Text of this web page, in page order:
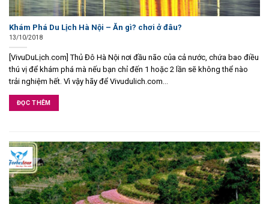
Khám Phá Du Lịch Hà Nội – Ăn gì? chơi ở đâu?
13/10/2018
[VivuDuLịch.com] Thủ Đô Hà Nội nơi đầu não của cả nước, chứa bao điều
thú vị để khám phá mà nếu bạn chỉ đến 1 hoặc 2 lần sẽ không thể nào
trải nghiệm hết. Vì vậy hãy để Vivudulich.com...
ĐỌC THÊM